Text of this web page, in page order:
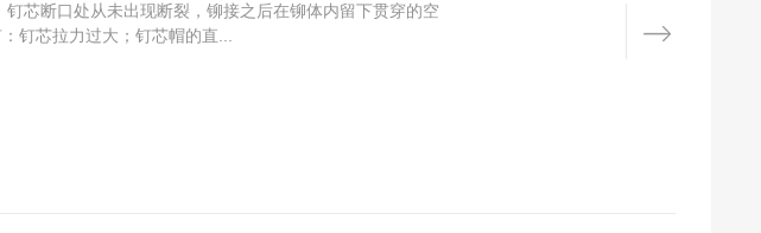
芯断口处从未出现断裂，铆接之后在铆体内留下贯穿的空
钉芯拉力过大；钉芯帽的直...